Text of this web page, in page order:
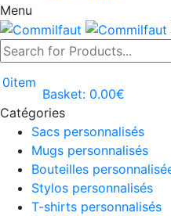
Menu
0item
Basket: 0.00€
Catégories
Sacs personnalisés
Mugs personnalisés
Bouteilles
Stylos personnalisés
T-shirts personnalisés